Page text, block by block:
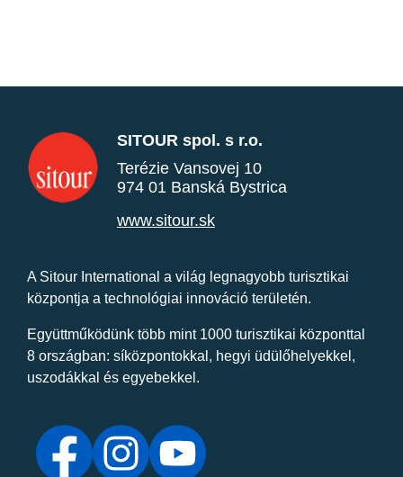
SITOUR spol. s r.o.
Terézie Vansovej 10
974 01 Banská Bystrica
www.sitour.sk
A Sitour International a világ legnagyobb turisztikai
központja a technológiai innováció területén.
Együttműködünk több mint 1000 turisztikai központtal
8 országban: síközpontokkal, hegyi üdülőhelyekkel,
uszodákkal és egyebekkel.